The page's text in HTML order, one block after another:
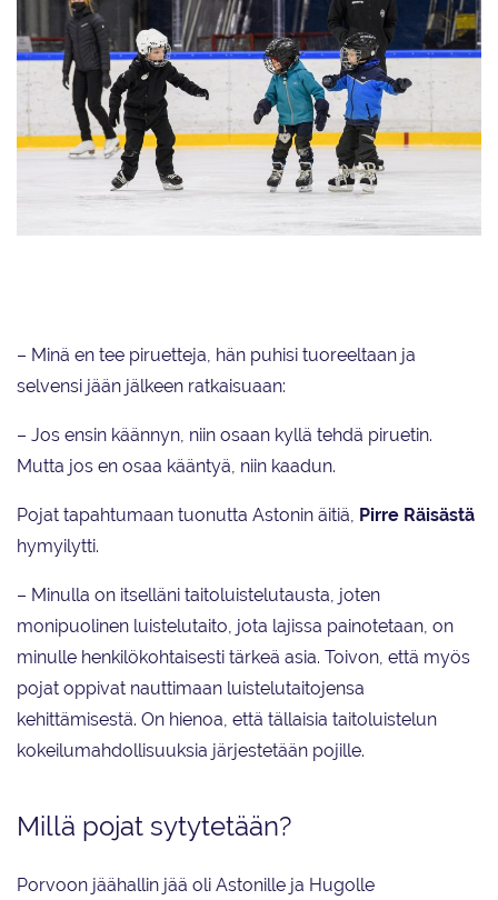
– Minä en tee piruetteja, hän puhisi tuoreeltaan ja
selvensi jään jälkeen ratkaisuaan:
– Jos ensin käännyn, niin osaan kyllä tehdä piruetin.
Mutta jos en osaa kääntyä, niin kaadun.
Pojat tapahtumaan tuonutta Astonin äitiä, Pirre Räisästä
hymyilytti.
– Minulla on itselläni taitoluistelutausta, joten
monipuolinen luistelutaito, jota lajissa painotetaan, on
minulle henkilökohtaisesti tärkeä asia. Toivon, että myös
pojat oppivat nauttimaan luistelutaitojensa
kehittämisestä. On hienoa, että tällaisia taitoluistelun
kokeilumahdollisuuksia järjestetään pojille.
Millä pojat sytytetään?
Porvoon jäähallin jää oli Astonille ja Hugolle